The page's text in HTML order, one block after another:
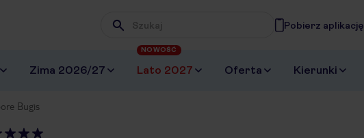
Wpisz frazę, której szukasz
Pobierz aplikację
Zima 2026/27 Lato 2027
NOWOŚĆ
Oferta Kierunki
Bugis